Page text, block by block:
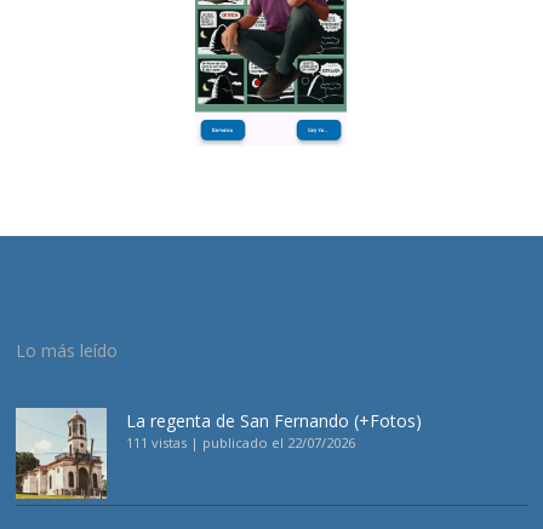
Lo más leído
La regenta de San Fernando (+Fotos)
111 vistas | publicado el 22/07/2026